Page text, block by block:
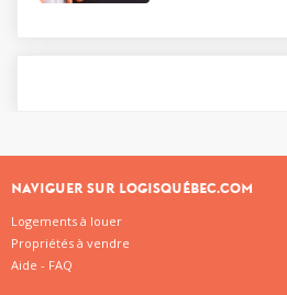
NAVIGUER SUR LOGISQUÉBEC.COM
Logements à louer
Propriétés à vendre
Aide - FAQ